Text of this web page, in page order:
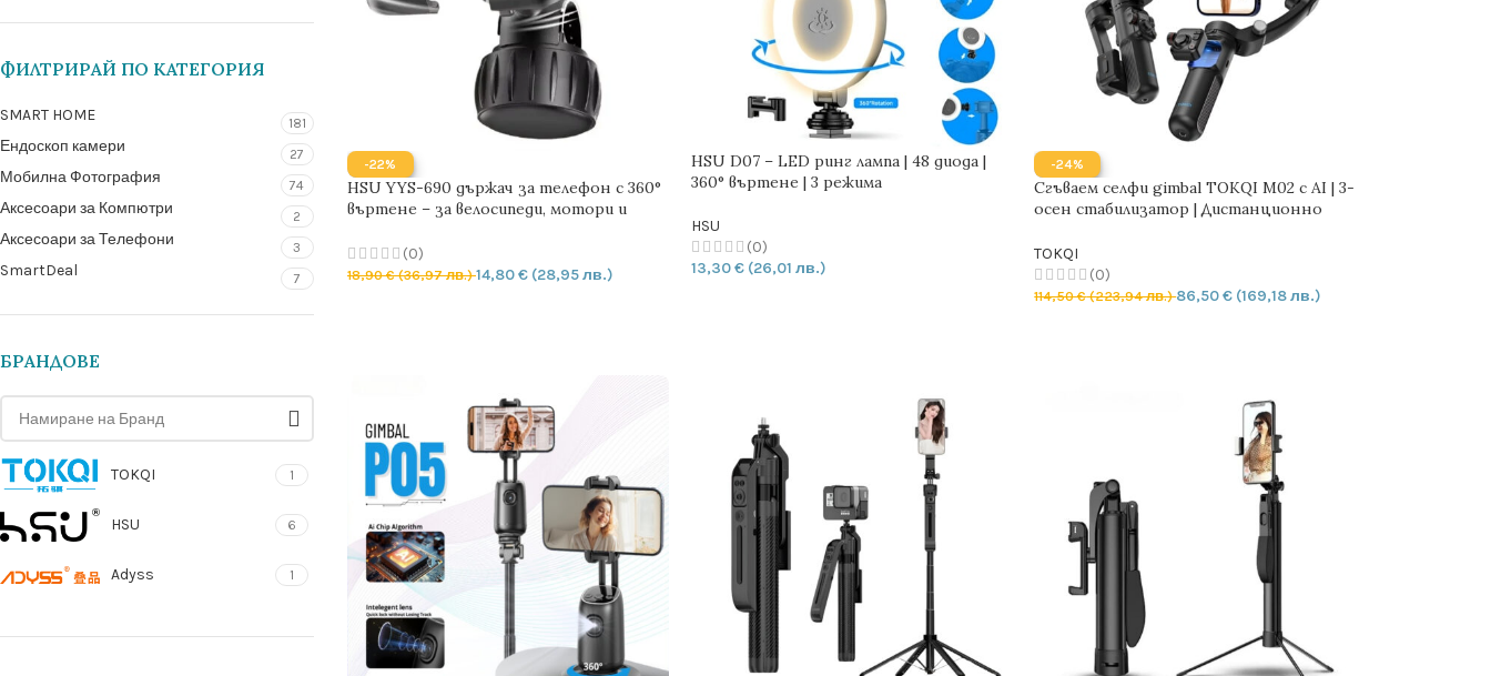
ФИЛТРИРАЙ ПО КАТЕГОРИЯ
SMART HOME 181
Ендоскоп камери 27
Мобилна Фотография 74
Аксесоари за Компютри 2
Аксесоари за Телефони 3
SmartDeal 7
БРАНДОВЕ
TOKQI 1
HSU 6
Adyss 1
-22%
HSU YYS-690 държач за телефон с 360°
въртене – за велосипеди, мотори и
(0)
18,90€(36,97 лв.)14,80€(28,95 лв.)
HSU D07 – LED ринг лампа | 48 диода |
360° въртене | 3 режима
HSU
(0)
13,30€(26,01 лв.)
-24%
Сгъваем селфи gimbal TOKQI M02 с AI | 3-
осен стабилизатор | Дистанционно
TOKQI
(0)
114,50€(223,94 лв.)86,50€ (169,18 лв.)